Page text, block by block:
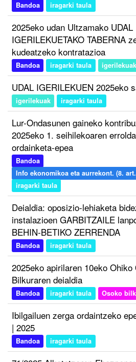
Bandoa iragarki taula
2025eko udan Ultzamako UDAL
IGERILEKUETAKO TABERNA
kudeatzeko kontratazioa
Bandoa iragarki taula igerilekuak
UDAL IGERILEKUEN 2025eko
igerilekuak iragarki taula
Lur-Ondasunen gaineko
2025eko 1. seihilekoaren
ordainketa-epea
Bandoa
Info ekonomikoa eta aurrekont. (8.
iragarki taula
Deialdia: oposizio-lehiaketa
instalazioen GARBITZAILE
BEHIN-BETIKO ZERRENDA
Bandoa iragarki taula
2025eko apirilaren 10eko Ohiko
Bilkuraren deialdia
Bandoa iragarki taula Osoko
Ibilgailuen zerga ordaintzeko
| 2025
Bandoa iragarki taula